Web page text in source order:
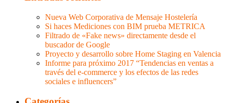
Nueva Web Corporativa de Mensaje Hostelería
Si haces Mediciones con BIM prueba METRICA
Filtrado de «Fake news» directamente desde el
buscador de Google
Proyecto y desarrollo sobre Home Staging en Valencia
Informe para próximo 2017 “Tendencias en ventas a
través del e-commerce y los efectos de las redes
sociales e influencers”